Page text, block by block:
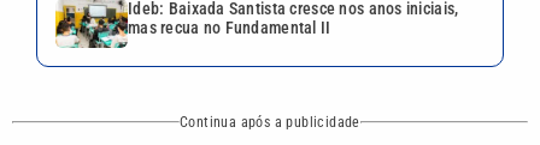
Ideb: Baixada Santista cresce nos anos iniciais,
mas recua no Fundamental II
Continua após a publicidade